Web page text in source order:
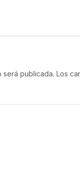
publicada. Los